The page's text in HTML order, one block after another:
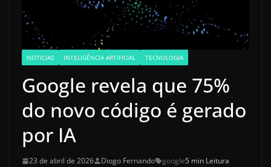
NOTICIAS INTELIGÊNCIA ARTIFICIAL TECNOLOGIA
Google revela que 75%
do novo código é gerado
por IA
23 de abril de 2026 Diogo Fernando google5 min Leitura